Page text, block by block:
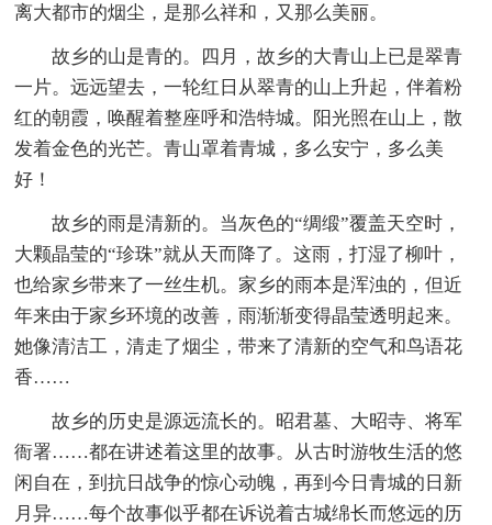
离大都市的烟尘，是那么祥和，又那么美丽。
故乡的山是青的。四月，故乡的大青山上已是翠青
一片。远远望去，一轮红日从翠青的山上升起，伴着粉
红的朝霞，唤醒着整座呼和浩特城。阳光照在山上，散
发着金色的光芒。青山罩着青城，多么安宁，多么美
好！
故乡的雨是清新的。当灰色的“绸缎”覆盖天空时，
大颗晶莹的“珍珠”就从天而降了。这雨，打湿了柳叶，
也给家乡带来了一丝生机。家乡的雨本是浑浊的，但近
年来由于家乡环境的改善，雨渐渐变得晶莹透明起来。
她像清洁工，清走了烟尘，带来了清新的空气和鸟语花
香……
故乡的历史是源远流长的。昭君墓、大昭寺、将军
衙署……都在讲述着这里的故事。从古时游牧生活的悠
闲自在，到抗日战争的惊心动魄，再到今日青城的日新
月异……每个故事似乎都在诉说着古城绵长而悠远的历